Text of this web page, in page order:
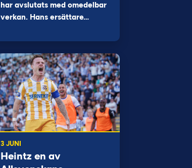
har avslutats med omedelbar
verkan. Hans ersättare…
3 JUNI
Heintz en av